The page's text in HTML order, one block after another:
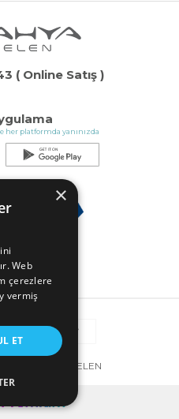
( Online Satış )
her platformda yanınızda
PORSELEN
×
Web
çerezlere
vermiş
ET